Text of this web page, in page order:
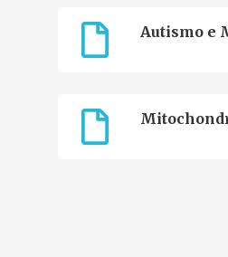
Autismo e